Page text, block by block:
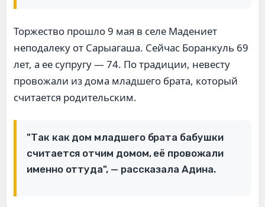
Торжество прошло 9 мая в селе Мадениет
неподалеку от Сарыагаша. Сейчас Боранкуль 69
лет, а ее супругу — 74. По традиции, невесту
провожали из дома младшего брата, который
считается родительским.
"Так как дом младшего брата бабушки
считается отчим домом, её провожали
именно оттуда", — рассказала Адина.